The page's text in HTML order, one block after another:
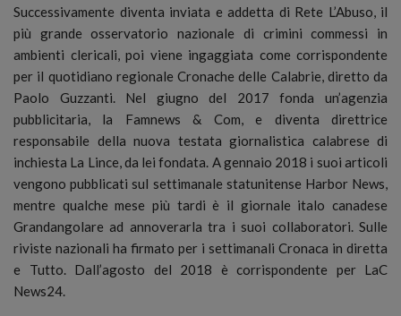
Successivamente diventa inviata e addetta di Rete L’Abuso, il
più grande osservatorio nazionale di crimini commessi in
ambienti clericali, poi viene ingaggiata come corrispondente
per il quotidiano regionale Cronache delle Calabrie, diretto da
Paolo Guzzanti. Nel giugno del 2017 fonda un’agenzia
pubblicitaria, la Famnews & Com, e diventa direttrice
responsabile della nuova testata giornalistica calabrese di
inchiesta La Lince, da lei fondata. A gennaio 2018 i suoi articoli
vengono pubblicati sul settimanale statunitense Harbor News,
mentre qualche mese più tardi è il giornale italo canadese
Grandangolare ad annoverarla tra i suoi collaboratori. Sulle
riviste nazionali ha firmato per i settimanali Cronaca in diretta
e Tutto. Dall’agosto del 2018 è corrispondente per LaC
News24.